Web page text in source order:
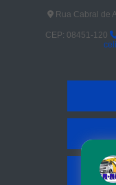
Rua Cabral de
CEP: 08451-120